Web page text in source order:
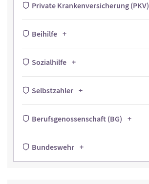
Private Krankenversicherung (PKV)
Beihilfe
Sozialhilfe
Selbstzahler
Berufsgenossenschaft (BG)
Bundeswehr